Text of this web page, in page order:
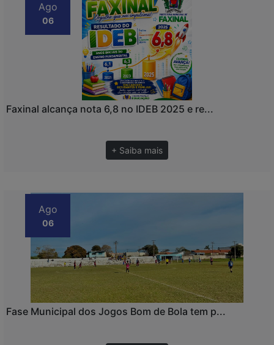
Ago
06
Faxinal alcança nota 6,8 no IDEB 2025 e re...
+ Saiba mais
Ago
06
Fase Municipal dos Jogos Bom de Bola tem p...